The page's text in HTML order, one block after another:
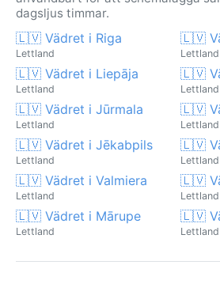
dagsljus timmar.
🇱🇻 Vädret i Riga
Lettland
🇱🇻
Lettland
🇱🇻 Vädret i Liepāja
Lettland
🇱🇻
Lettland
🇱🇻 Vädret i Jūrmala
Lettland
🇱🇻
Lettland
🇱🇻 Vädret i Jēkabpils
Lettland
🇱🇻
Lettland
🇱🇻 Vädret i Valmiera
Lettland
🇱🇻
Lettland
🇱🇻 Vädret i Mārupe
Lettland
🇱🇻
Lettland